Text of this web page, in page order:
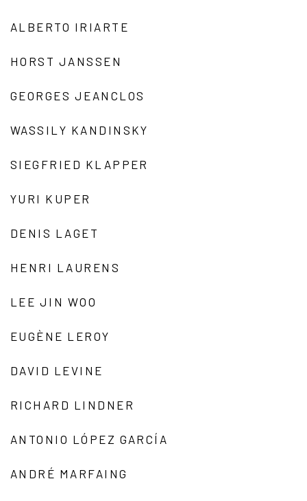
ALBERTO IRIARTE
HORST JANSSEN
GEORGES JEANCLOS
WASSILY KANDINSKY
SIEGFRIED KLAPPER
YURI KUPER
DENIS LAGET
HENRI LAURENS
LEE JIN WOO
EUGÈNE LEROY
DAVID LEVINE
RICHARD LINDNER
ANTONIO LÓPEZ GARCÍA
ANDRÉ MARFAING